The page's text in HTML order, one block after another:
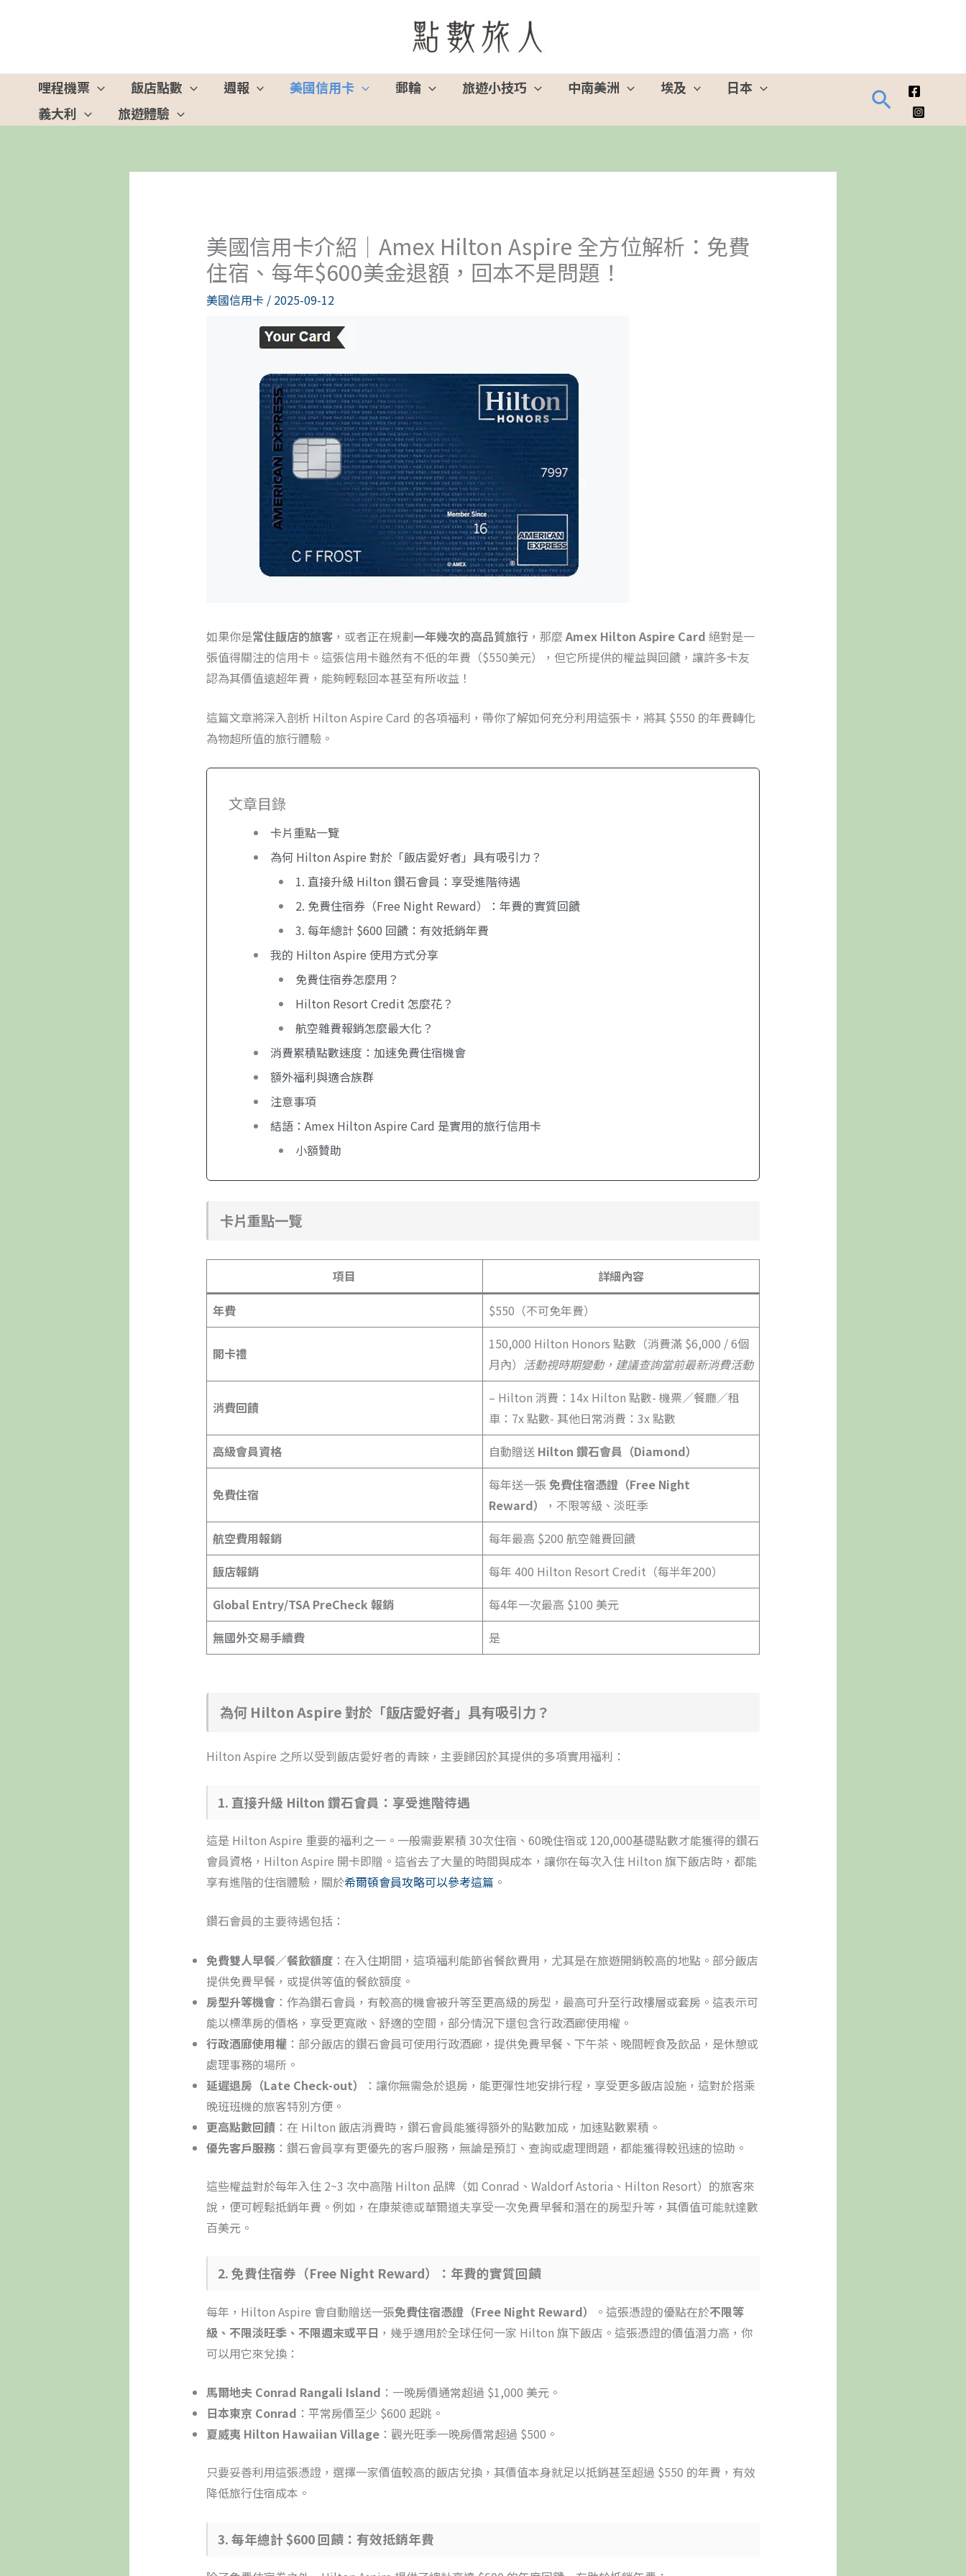
要
哩程機票 飯店點數 週報 美國信用卡 郵輪 旅遊小技巧 中南美洲 埃及
日本
義大利
旅遊體驗
搜
尋
美國信用卡介紹｜Amex Hilton Aspire 全方位解析：免費
住宿、每年$600美金退額，回本不是問題！
美國信用卡 / 2025-09-12
如果你是常住飯店的旅客，或者正在規劃一年幾次的高品質旅行，那麼 Amex Hilton Aspire Card 絕對是一
張值得關注的信用卡。這張信用卡雖然有不低的年費（$550美元），但它所提供的權益與回饋，讓許多卡友
認為其價值遠超年費，能夠輕鬆回本甚至有所收益！
這篇文章將深入剖析 Hilton Aspire Card 的各項福利，帶你了解如何充分利用這張卡，將其 $550 的年費轉化
為物超所值的旅行體驗。
文章目錄
卡片重點一覽
為何 Hilton Aspire 對於「飯店愛好者」具有吸引力？
1. 直接升級 Hilton 鑽石會員：享受進階待遇
2. 免費住宿券（Free Night Reward）：年費的實質回饋
3. 每年總計 $600 回饋：有效抵銷年費
我的 Hilton Aspire 使用方式分享
免費住宿券怎麼用？
Hilton Resort Credit 怎麼花？
航空雜費報銷怎麼最大化？
消費累積點數速度：加速免費住宿機會
額外福利與適合族群
注意事項
結語：Amex Hilton Aspire Card 是實用的旅行信用卡
小額贊助
卡片重點一覽
項目
詳細內容
年費
$550（不可免年費）
開卡禮
150,000 Hilton Honors 點數（消費滿 $6,000 / 6個
月內） 活動視時期變動，建議查詢當前最新消費活動
消費回饋
– Hilton 消費：14x Hilton 點數- 機票／餐廳／租
車：7x 點數- 其他日常消費：3x 點數
高級會員資格
自動贈送 Hilton 鑽石會員（Diamond）
免費住宿
每年送一張 免費住宿憑證（Free Night
Reward）
，不限等級、淡旺季
航空費用報銷
每年最高 $200 航空雜費回饋
飯店報銷
每年 400 Hilton Resort Credit（每半年200）
Global Entry/TSA PreCheck 報銷
每4年一次最高 $100 美元
無國外交易手續費
是
為何 Hilton Aspire 對於「飯店愛好者」具有吸引力？
Hilton Aspire 之所以受到飯店愛好者的青睞，主要歸因於其提供的多項實用福利：
1. 直接升級 Hilton 鑽石會員：享受進階待遇
這是 Hilton Aspire 重要的福利之一。一般需要累積 30次住宿、60晚住宿或 120,000基礎點數才能獲得的鑽石
會員資格，Hilton Aspire 開卡即贈。這省去了大量的時間與成本，讓你在每次入住 Hilton 旗下飯店時，都能
享有進階的住宿體驗，關於希爾頓會員攻略可以參考這篇 。
鑽石會員的主要待遇包括：
免費雙人早餐／餐飲額度：在入住期間，這項福利能節省餐飲費用，尤其是在旅遊開銷較高的地點。部分飯店
提供免費早餐，或提供等值的餐飲額度。
房型升等機會：作為鑽石會員，有較高的機會被升等至更高級的房型，最高可升至行政樓層或套房。這表示可
能以標準房的價格，享受更寬敞、舒適的空間，部分情況下還包含行政酒廊使用權。
行政酒廊使用權：部分飯店的鑽石會員可使用行政酒廊，提供免費早餐、下午茶、晚間輕食及飲品，是休憩或
處理事務的場所。
延遲退房（Late Check-out）
：讓你無需急於退房，能更彈性地安排行程，享受更多飯店設施，這對於搭乘
晚班班機的旅客特別方便。
更高點數回饋：在 Hilton 飯店消費時，鑽石會員能獲得額外的點數加成，加速點數累積。
優先客戶服務：鑽石會員享有更優先的客戶服務，無論是預訂、查詢或處理問題，都能獲得較迅速的協助。
這些權益對於每年入住 2~3 次中高階 Hilton 品牌（如 Conrad、Waldorf Astoria、Hilton Resort）的旅客來
說，便可輕鬆抵銷年費。例如，在康萊德或華爾道夫享受一次免費早餐和潛在的房型升等，其價值可能就達數
百美元。
2. 免費住宿券（Free Night Reward）：年費的實質回饋
每年，Hilton Aspire 會自動贈送一張免費住宿憑證（Free Night Reward） 。這張憑證的優點在於不限等
級、不限淡旺季、不限週末或平日 ，幾乎適用於全球任何一家 Hilton 旗下飯店。這張憑證的價值潛力高，你
可以用它來兌換：
馬爾地夫 Conrad Rangali Island ：一晚房價通常超過 $1,000 美元。
日本東京 Conrad ：平常房價至少 $600 起跳。
夏威夷 Hilton Hawaiian Village：觀光旺季一晚房價常超過 $500。
只要妥善利用這張憑證，選擇一家價值較高的飯店兌換，其價值本身就足以抵銷甚至超過 $550 的年費，有效
降低旅行住宿成本。
3. 每年總計 $600 回饋：有效抵銷年費